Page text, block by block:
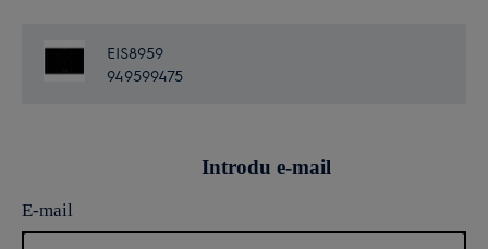
EIS8959
949599475
Introdu e-mail
E-mail